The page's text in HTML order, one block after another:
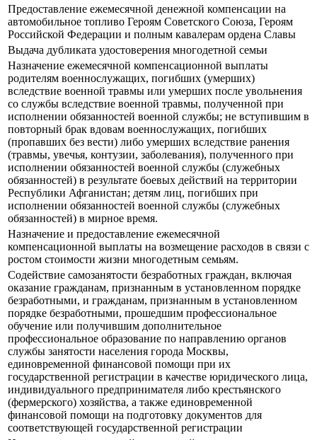
Предоставление ежемесячной денежной компенсации на
автомобильное топливо Героям Советского Союза, Героям
Российской Федерации и полным кавалерам ордена Славы
Выдача дубликата удостоверения многодетной семьи
Назначение ежемесячной компенсационной выплаты
родителям военнослужащих, погибших (умерших)
вследствие военной травмы или умерших после увольнения
со службы вследствие военной травмы, полученной при
исполнении обязанностей военной службы; не вступившим в
повторный брак вдовам военнослужащих, погибших
(пропавших без вести) либо умерших вследствие ранения
(травмы, увечья, контузии, заболевания), полученного при
исполнении обязанностей военной службы (служебных
обязанностей) в результате боевых действий на территории
Республики Афганистан; детям лиц, погибших при
исполнении обязанностей военной службы (служебных
обязанностей) в мирное время.
Назначение и предоставление ежемесячной
компенсационной выплаты на возмещение расходов в связи с
ростом стоимости жизни многодетным семьям.
Содействие самозанятости безработных граждан, включая
оказание гражданам, признанным в установленном порядке
безработными, и гражданам, признанным в установленном
порядке безработными, прошедшим профессиональное
обучение или получившим дополнительное
профессиональное образование по направлению органов
службы занятости населения города Москвы,
единовременной финансовой помощи при их
государственной регистрации в качестве юридического лица,
индивидуального предпринимателя либо крестьянского
(фермерского) хозяйства, а также единовременной
финансовой помощи на подготовку документов для
соответствующей государственной регистрации